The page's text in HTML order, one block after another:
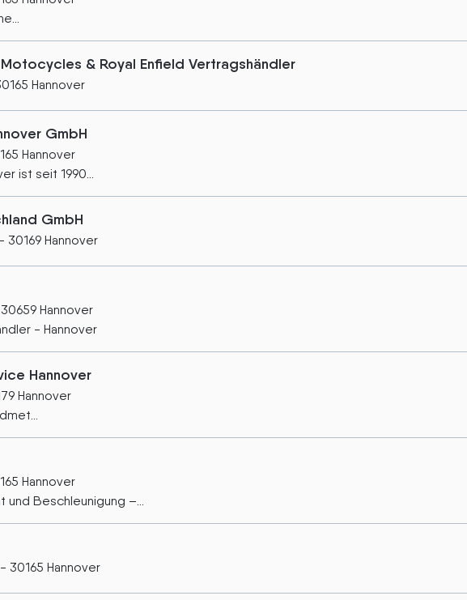
& Royal Enfield Vertragshändler
Hannover
GmbH
Hannover
ist seit 1990...
GmbH
30169 Hannover
Hannover
- Hannover
Hannover
Hannover
Hannover
und Beschleunigung –...
30165 Hannover